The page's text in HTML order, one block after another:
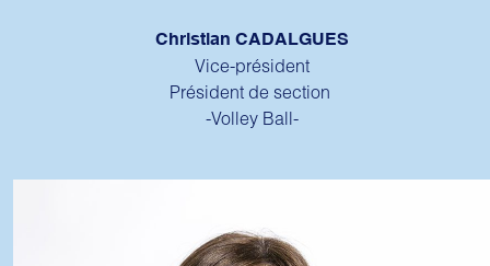
Christian CADALGUES
Vice-président
Président de section
-Volley Ball-